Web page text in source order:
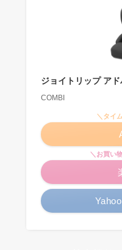
ジョイトリップ ア
COMBI
＼タイ
＼お買い